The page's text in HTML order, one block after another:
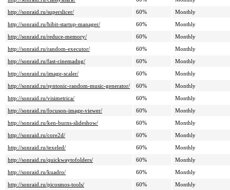
http://sonraid.ru/superslicer/
60%
Monthly
http://sonraid.ru/hibit-startup-manager/
60%
Monthly
http://sonraid.ru/reduce-memory/
60%
Monthly
http://sonraid.ru/random-executor/
60%
Monthly
http://sonraid.ru/fast-cinemadng/
60%
Monthly
http://sonraid.ru/image-scaler/
60%
Monthly
http://sonraid.ru/syntonic-random-music-generator/
60%
Monthly
http://sonraid.ru/visimetrica/
60%
Monthly
http://sonraid.ru/focuson-image-viewer/
60%
Monthly
http://sonraid.ru/ken-burns-slideshow/
60%
Monthly
http://sonraid.ru/core2d/
60%
Monthly
http://sonraid.ru/texeled/
60%
Monthly
http://sonraid.ru/quickwaytofolders/
60%
Monthly
http://sonraid.ru/kuadro/
60%
Monthly
http://sonraid.ru/picosmos-tools/
60%
Monthly